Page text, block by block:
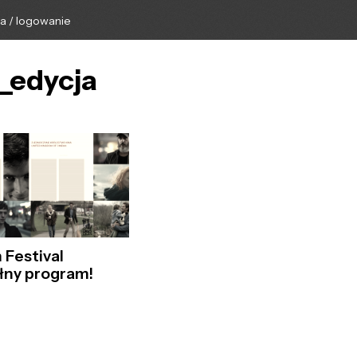
/ logowanie
Festival
program!